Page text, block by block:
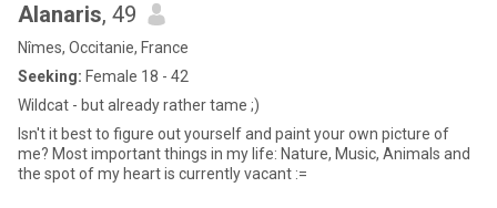
Alanaris, 49
Nîmes, Occitanie, France
Seeking: Female 18 - 42
Wildcat - but already rather tame ;)
Isn't it best to figure out yourself and paint your own picture of
me? Most important things in my life: Nature, Music, Animals and
the spot of my heart is currently vacant :=